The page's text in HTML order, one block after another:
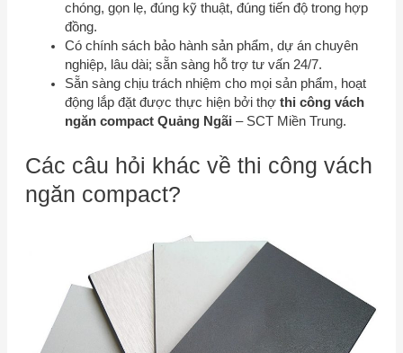
chóng, gọn lẹ, đúng kỹ thuật, đúng tiến độ trong hợp
đồng.
Có chính sách bảo hành sản phẩm, dự án chuyên
nghiệp, lâu dài; sẵn sàng hỗ trợ tư vấn 24/7.
Sẵn sàng chịu trách nhiệm cho mọi sản phẩm, hoạt
động lắp đặt được thực hiện bởi thợ thi công vách
ngăn compact Quảng Ngãi – SCT Miền Trung.
Các câu hỏi khác về thi công vách
ngăn compact?